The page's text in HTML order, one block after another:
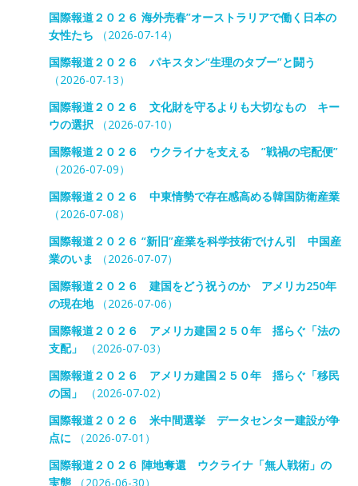
国際報道２０２６ 海外売春”オーストラリアで働く日本の
女性たち （2026-07-14）
国際報道２０２６ パキスタン“生理のタブー”と闘う
（2026-07-13）
国際報道２０２６ 文化財を守るよりも大切なもの キー
ウの選択（2026-07-10）
国際報道２０２６ ウクライナを支える ”戦禍の宅配便”
（2026-07-09）
国際報道２０２６ 中東情勢で存在感高める韓国防衛産業
（2026-07-08）
国際報道２０２６ “新旧”産業を科学技術でけん引 中国産
業のいま
（2026-07-07）
国際報道２０２６ 建国をどう祝うのか アメリカ250年
の現在地（2026-07-06）
国際報道２０２６ アメリカ建国２５０年 揺らぐ「法の
支配」
（2026-07-03）
国際報道２０２６ アメリカ建国２５０年 揺らぐ「移民
の国」
（2026-07-02）
国際報道２０２６ 米中間選挙 データセンター建設が争
点に（2026-07-01）
国際報道２０２６ 陣地奪還 ウクライナ「無人戦術」の
実態（2026-06-30）